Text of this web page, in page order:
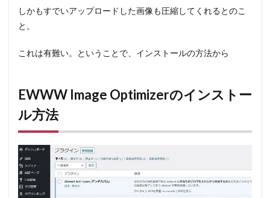
しかもすでいアップロードした画像も圧縮してくれるとのこ
と。
これは有難い。ということで、インストールの方法から
EWWW Image Optimizerのインストー
ル方法